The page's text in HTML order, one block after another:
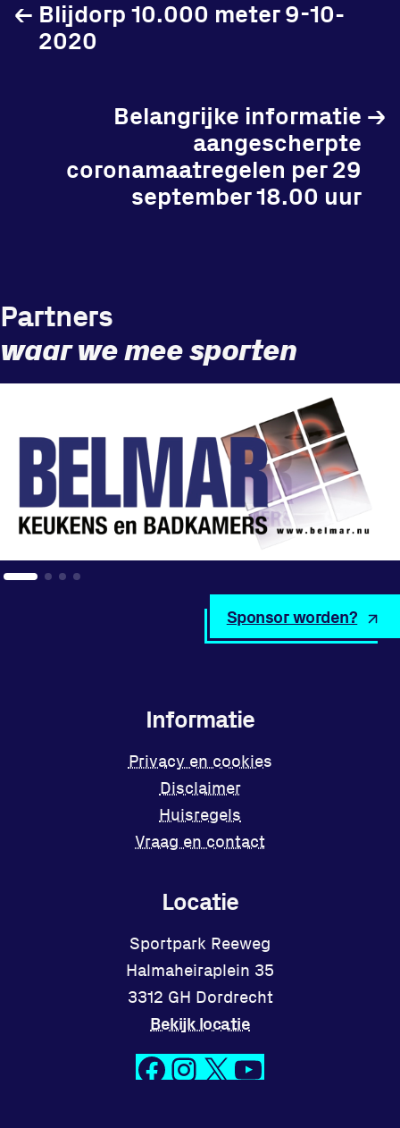
Updates
Vereniging
Sportpark Reeweg
Halmaheiraplein 35
3312 GH Dordrecht
Bekijk locatie
Informatie
Blijdorp 10.000 meter 9-10-
2020
←
Belangrijke informatie
aangescherpte
coronamaatregelen per 29
september 18.00 uur
→
Locatie
Sportpark Reeweg
Halmaheiraplein 35
3312 GH Dordrecht
Bekijk locatie
Facebook InstagramX YouTube
Informatie
Privacy en cookies
Disclaimer
Huisregels
Vraag en contact
Partners
waar we mee sporten
Sponsor worden?